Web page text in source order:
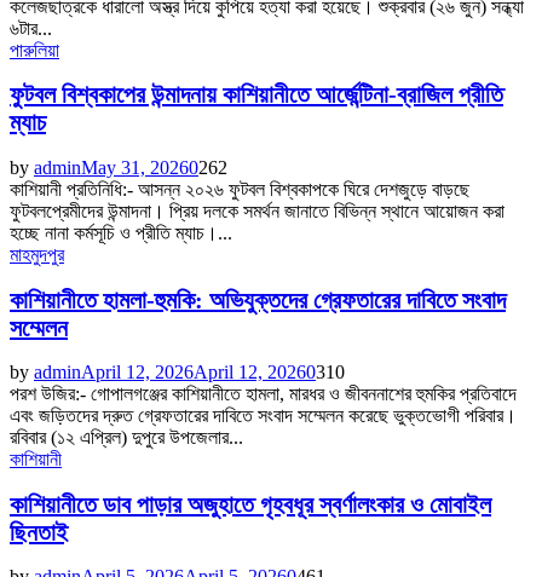
কলেজছাত্রকে ধারালো অস্ত্র দিয়ে কুপিয়ে হত্যা করা হয়েছে। শুক্রবার (২৬ জুন) সন্ধ্যা
৬টার...
পারুলিয়া
ফুটবল বিশ্বকাপের উন্মাদনায় কাশিয়ানীতে আর্জেন্টিনা-ব্রাজিল প্রীতি
ম্যাচ
by adminMay 31, 20260262
কাশিয়ানী প্রতিনিধি:- আসন্ন ২০২৬ ফুটবল বিশ্বকাপকে ঘিরে দেশজুড়ে বাড়ছে
ফুটবলপ্রেমীদের উন্মাদনা। প্রিয় দলকে সমর্থন জানাতে বিভিন্ন স্থানে আয়োজন করা
হচ্ছে নানা কর্মসূচি ও প্রীতি ম্যাচ।...
মাহমুদপুর
কাশিয়ানীতে হামলা-হুমকি: অভিযুক্তদের গ্রেফতারের দাবিতে সংবাদ
সম্মেলন
by adminApril 12, 2026April 12, 20260310
পরশ উজির:- গোপালগঞ্জের কাশিয়ানীতে হামলা, মারধর ও জীবননাশের হুমকির প্রতিবাদে
এবং জড়িতদের দ্রুত গ্রেফতারের দাবিতে সংবাদ সম্মেলন করেছে ভুক্তভোগী পরিবার।
রবিবার (১২ এপ্রিল) দুপুরে উপজেলার...
কাশিয়ানী
কাশিয়ানীতে ডাব পাড়ার অজুহাতে গৃহবধূর স্বর্ণালংকার ও মোবাইল
ছিনতাই